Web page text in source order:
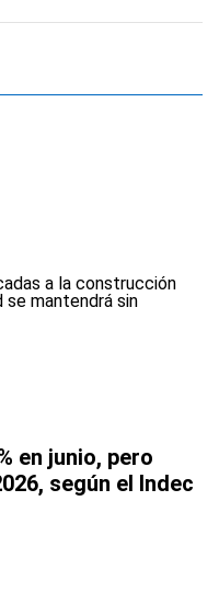
en junio, pero
según el Indec